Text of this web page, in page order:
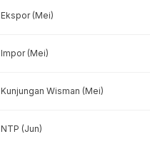
Ekspor (Mei)
Impor (Mei)
Kunjungan Wisman (Mei)
NTP (Jun)